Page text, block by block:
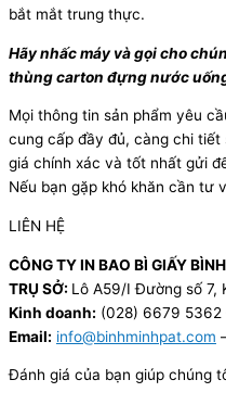
bắt mắt trung thực.
Hãy nhấc máy và gọi cho
thùng carton đựng nước
Mọi thông tin sản phẩm yêu
cung cấp đầy đủ, càng chi tiết
giá chính xác và tốt nhất gửi
Nếu bạn gặp khó khăn cần tư
LIÊN HỆ
CÔNG TY IN BAO BÌ GIẤY
TRỤ SỞ: Lô A59/I Đường số 7,
Kinh doanh: (028) 6679 5362
Email: info@binhminhpat.com
Đánh giá của bạn giúp chúng